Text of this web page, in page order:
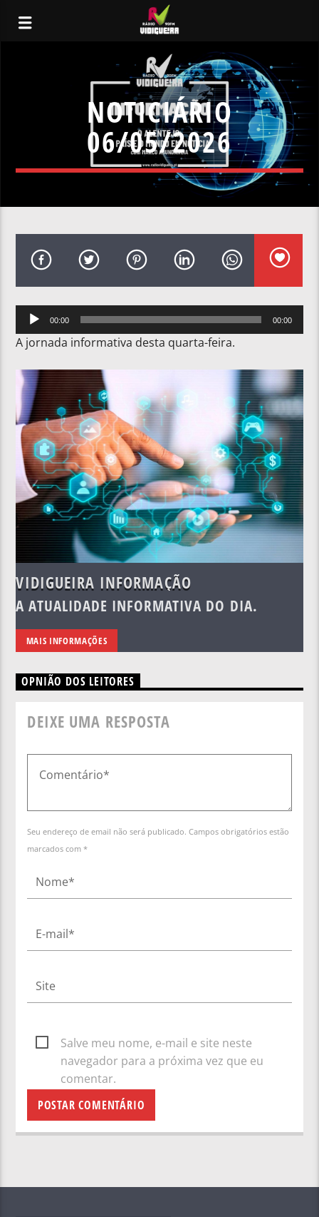
NOTICIÁRIO
06/05/2026
Reprodutor
de
áudio
00:00 00:00
A jornada informativa desta quarta-feira.
VIDIGUEIRA INFORMAÇÃO
A ATUALIDADE INFORMATIVA DO DIA.
MAIS INFORMAÇÕES
OPNIÃO DOS LEITORES
DEIXE UMA RESPOSTA
Seu endereço de email não será publicado. Campos obrigatórios estão
marcados com *
Salve meu nome, e-mail e site neste
navegador para a próxima vez que eu
comentar.